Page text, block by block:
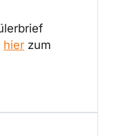
hier zum